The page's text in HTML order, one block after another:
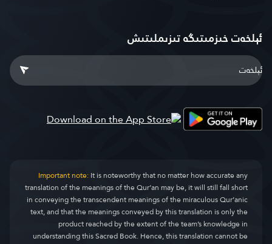
ئېلخەت خىزمىتىگە تىزىملىتىش
Important note:It is noteworthy that no matter how accurate any
translation of the meanings of the Qur’an may be, it will still fall short
in conveying the transcendent meanings of the miraculous Qur’anic
text, and that the meanings conveyed by this translation is only the
product reached by the extent of the team’s knowledge in
understanding this Sacred Book. Hence, this translation cannot be